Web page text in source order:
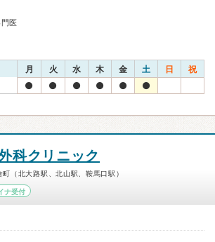
医
月 火 水 木 金 土 日 祝
科クリニック
（北大路駅、北山駅、鞍馬口駅）
ナ受付